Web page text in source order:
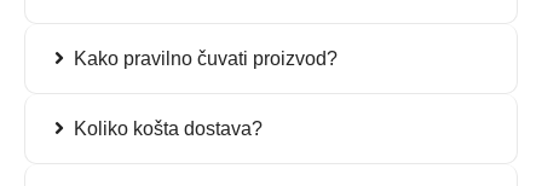
Kako pravilno čuvati proizvod?
Koliko košta dostava?